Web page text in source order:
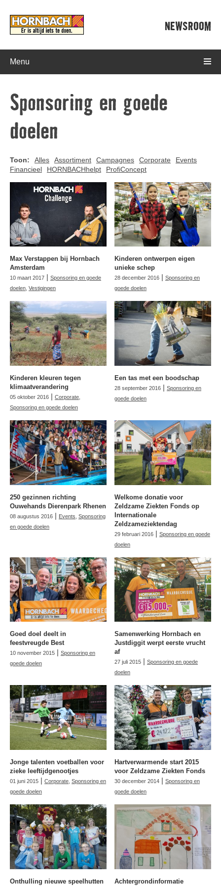
NEWSROOM
Menu
Sponsoring en goede
doelen
Toon: Alles Assortiment Campagnes Corporate
Events
Financieel
HORNBACHhelpt ProfiConcept
Max Verstappen bij Hornbach
Amsterdam
10 maart 2017 | Sponsoring en goede
doelen Vestigingen
Kinderen ontwerpen eigen
unieke schep
28 december 2016 | Sponsoring en
goede doelen
Kinderen kleuren tegen
klimaatverandering
05 oktober 2016 | Corporate
Sponsoring en goede doelen
Een tas met een boodschap
28 september 2016 | Sponsoring en
goede doelen
250 gezinnen richting
Ouwehands Dierenpark Rhenen
08 augustus 2016 | Events Sponsoring
en goede doelen
Welkome donatie voor
Zeldzame Ziekten Fonds op
Internationale
Zeldzameziektendag
29 februari 2016 | Sponsoring en goede
doelen
Goed doel deelt in
feestvreugde Best
10 november 2015 | Sponsoring en
goede doelen
Samenwerking Hornbach en
Justdiggit werpt eerste vrucht
af
27 juli 2015 | Sponsoring en goede
doelen
Jonge talenten voetballen voor
zieke leeftijdgenootjes
01 juni 2015 | Corporate Sponsoring en
goede doelen
Hartverwarmende start 2015
voor Zeldzame Ziekten Fonds
30 december 2014 | Sponsoring en
goede doelen
Onthulling nieuwe speelhutten
Achtergrondinformatie